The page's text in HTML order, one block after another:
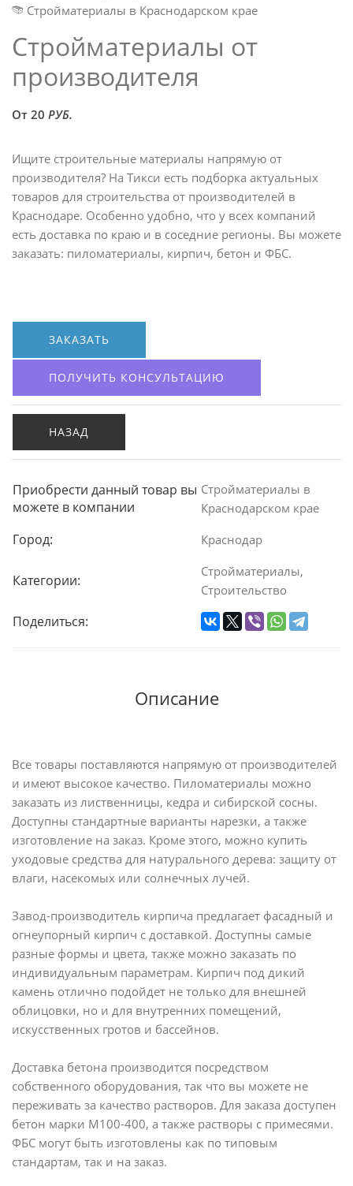
Стройматериалы в Краснодарском крае
Стройматериалы от
производителя
От 20 РУБ.
Ищите строительные материалы напрямую от
производителя? На Тикси есть подборка актуальных
товаров для строительства от производителей в
Краснодаре. Особенно удобно, что у всех компаний
есть доставка по краю и в соседние регионы. Вы можете
заказать: пиломатериалы, кирпич, бетон и ФБС.
ЗАКАЗАТЬ
ПОЛУЧИТЬ КОНСУЛЬТАЦИЮ
НАЗАД
Приобрести данный товар вы
можете в компании
Стройматериалы в
Краснодарском крае
Город: Краснодар
Категории:
Стройматериалы,
Строительство
Поделиться:
Описание
Все товары поставляются напрямую от производителей
и имеют высокое качество. Пиломатериалы можно
заказать из лиственницы, кедра и сибирской сосны.
Доступны стандартные варианты нарезки, а также
изготовление на заказ. Кроме этого, можно купить
уходовые средства для натурального дерева: защиту от
влаги, насекомых или солнечных лучей.
Завод-производитель кирпича предлагает фасадный и
огнеупорный кирпич с доставкой. Доступны самые
разные формы и цвета, также можно заказать по
индивидуальным параметрам. Кирпич под дикий
камень отлично подойдет не только для внешней
облицовки, но и для внутренних помещений,
искусственных гротов и бассейнов.
Доставка бетона производится посредством
собственного оборудования, так что вы можете не
переживать за качество растворов. Для заказа доступен
бетон марки М100-400, а также растворы с примесями.
ФБС могут быть изготовлены как по типовым
стандартам, так и на заказ.